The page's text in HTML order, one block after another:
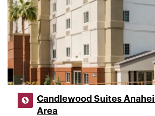
Candlewood Suites
Area